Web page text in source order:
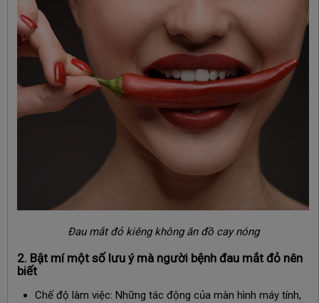
Đau mắt đỏ kiêng không ăn đồ cay nóng
2. Bật mí một số lưu ý mà người bệnh đau mắt đỏ nên
biết
Chế độ làm việc: Những tác động của màn hình máy tính,